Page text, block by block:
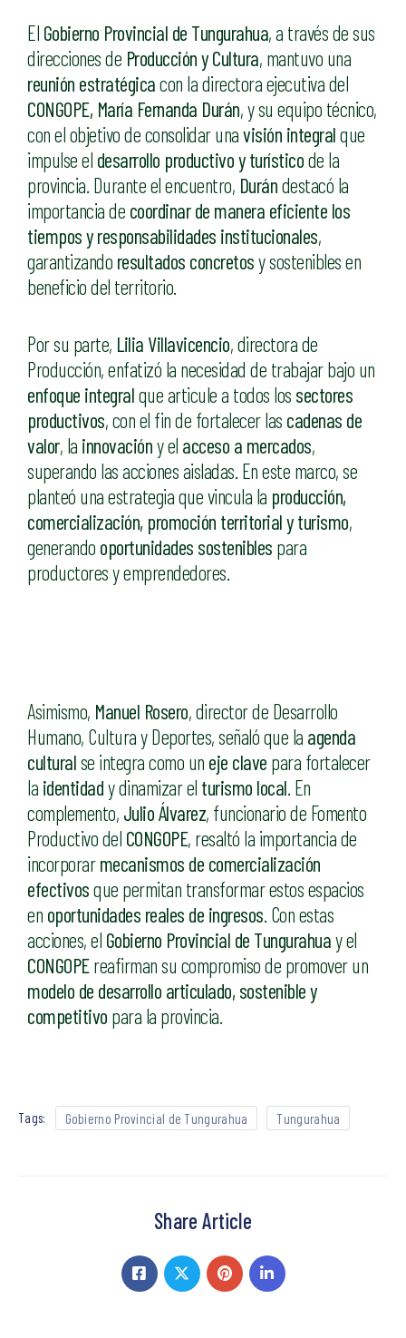
El Gobierno Provincial de Tungurahua, a través de sus
direcciones de Producción y Cultura, mantuvo una
reunión estratégicacon la directora ejecutiva del
CONGOPE, María Fernanda Durán, y su equipo técnico,
con el objetivo de consolidar unavisión integralque
impulse el desarrollo productivo y turísticode la
provincia. Durante el encuentro, Durándestacó la
importancia de coordinar de manera eficiente los
tiempos y responsabilidades institucionales,
garantizando resultados concretosy sostenibles en
beneficio del territorio.
Por su parte, Lilia Villavicencio, directora de
Producción, enfatizó la necesidad de trabajar bajo un
enfoque integralque articule a todos los sectores
productivos, con el fin de fortalecer las cadenas de
valor, la innovacióny el acceso a mercados,
superando las acciones aisladas. En este marco, se
planteó una estrategia que vincula la producción,
comercialización, promoción territorial y turismo,
generando oportunidades sostenibles para
productores y emprendedores.
Asimismo, Manuel Rosero, director de Desarrollo
Humano, Cultura y Deportes, señaló que la agenda
culturalse integra como un eje clave para fortalecer
la identidady dinamizar el turismo local. En
complemento, Julio Álvarez, funcionario de Fomento
Productivo del CONGOPE, resaltó la importancia de
incorporarmecanismos de comercialización
efectivosque permitan transformar estos espacios
en oportunidades reales de ingresos. Con estas
acciones, el Gobierno Provincial de Tungurahuay el
CONGOPEreafirman su compromiso de promover un
modelo de desarrollo articulado, sostenible y
competitivo para la provincia.
Tags: Gobierno Provincial de Tungurahua Tungurahua
Share Article